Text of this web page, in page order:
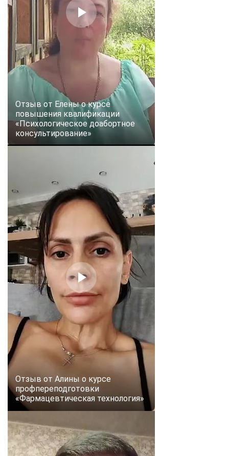
Отзыв от Елены о курсе
повышения квалификации
«Психологическое доабортное
консультирование»
Отзыв от Алины о курсе
профпереподготовки
«Фармацевтическая технология»